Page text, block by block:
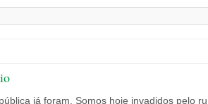
já foram. Somos hoje invadidos pelo